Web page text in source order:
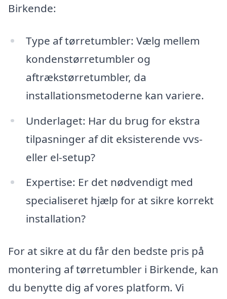
Birkende:
Type af tørretumbler: Vælg mellem
kondenstørretumbler og
aftrækstørretumbler, da
installationsmetoderne kan variere.
Underlaget: Har du brug for ekstra
tilpasninger af dit eksisterende vvs-
eller el-setup?
Expertise: Er det nødvendigt med
specialiseret hjælp for at sikre korrekt
installation?
For at sikre at du får den bedste pris på
montering af tørretumbler i Birkende, kan
du benytte dig af vores platform. Vi